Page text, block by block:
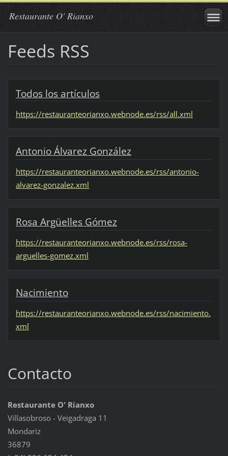
Restaurante O' Rianxo
Feeds RSS
Todos los artículos
https://restauranteorianxo.webnode.es/rss/all.xml
Antonio Álvarez González
https://restauranteorianxo.webnode.es/rss/antonio-
alvarez-gonzalez.xml
Rosa Argüelles Gómez
https://restauranteorianxo.webnode.es/rss/rosa-
arguelles-gomez.xml
Nacimiento
https://restauranteorianxo.webnode.es/rss/nacimiento.
xml
Contacto
Restaurante O' Rianxo
Villasobroso - Veigadraga 11
Mondariz
36879